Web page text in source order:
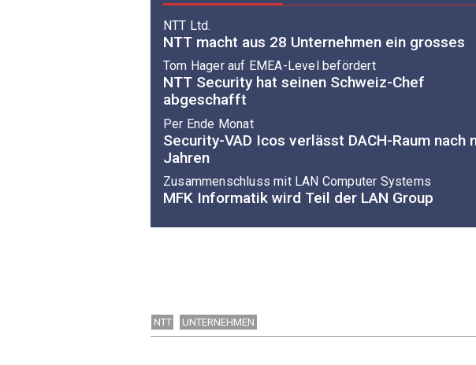
NTT Ltd.
NTT macht aus 28 Unternehmen ein grosses
Tom Hager auf EMEA-Level befördert
NTT Security hat seinen Schweiz-Chef
abgeschafft
Per Ende Monat
Security-VAD Icos verlässt DACH-Raum nach
Jahren
Zusammenschluss mit LAN Computer Systems
MFK Informatik wird Teil der LAN Group
NTT UNTERNEHMEN